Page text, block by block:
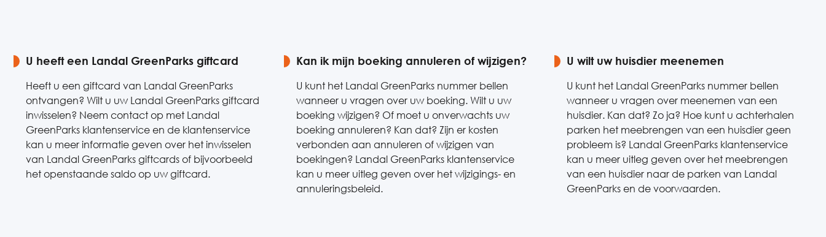
U heeft een Landal GreenParks giftcard
Heeft u een giftcard van Landal GreenParks
ontvangen? Wilt u uw Landal GreenParks giftcard
inwisselen? Neem contact op met Landal
GreenParks klantenservice en de klantenservice
kan u meer informatie geven over het inwisselen
van Landal GreenParks giftcards of bijvoorbeeld
het openstaande saldo op uw giftcard.
Kan ik mijn boeking annuleren of wijzigen?
U kunt het Landal GreenParks nummer bellen
wanneer u vragen over uw boeking. Wilt u uw
boeking wijzigen? Of moet u onverwachts uw
boeking annuleren? Kan dat? Zijn er kosten
verbonden aan annuleren of wijzigen van
boekingen? Landal GreenParks klantenservice
kan u meer uitleg geven over het wijzigings- en
annuleringsbeleid.
U wilt uw huisdier meenemen
U kunt het Landal GreenParks nummer bellen
wanneer u vragen over meenemen van een
huisdier. Kan dat? Zo ja? Hoe kunt u achterhalen
parken het meebrengen van een huisdier geen
probleem is? Landal GreenParks klantenservice
kan u meer uitleg geven over het meebrengen
van een huisdier naar de parken van Landal
GreenParks en de voorwaarden.